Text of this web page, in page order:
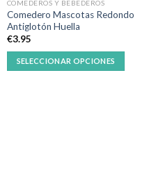
COMEDEROS Y BEBEDEROS
Comedero Mascotas Redondo
Antiglotón Huella
€3.95
SELECCIONAR OPCIONES